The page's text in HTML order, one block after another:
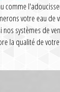
comme
votre eau de
systèmes de
la qualité de